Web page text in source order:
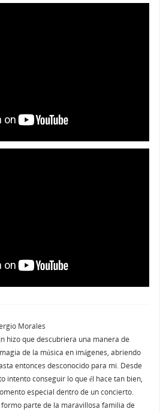
Morales
hizo que descubriera una manera de
de la música en imágenes, abriendo
entonces desconocido para mi. Desde
intento conseguir lo que él hace tan bien,
especial dentro de un concierto.
formo parte de la maravillosa familia de